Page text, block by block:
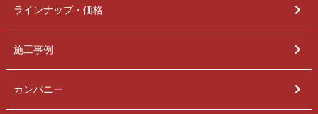
ラインナップ・価格
施工事例
カンパニー